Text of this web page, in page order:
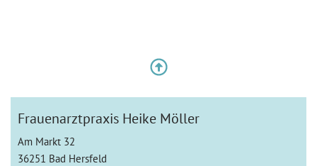
Frauenarztpraxis Heike Möller
Am Markt 32
36251 Bad Hersfeld